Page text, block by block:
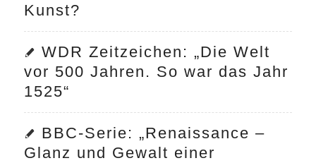
Kunst?
WDR Zeitzeichen: „Die Welt
vor 500 Jahren. So war das Jahr
1525“
BBC-Serie: „Renaissance –
Glanz und Gewalt einer